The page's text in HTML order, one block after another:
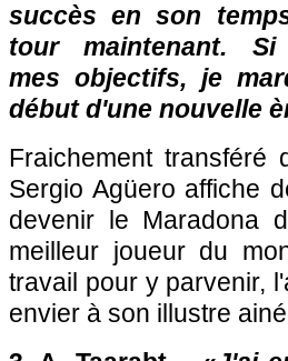
succès en son
tour maintenant. Si
mes objectifs, je
début d'une nouvelle
Fraichement transféré
Sergio Agüero affiche
devenir le Maradona
meilleur joueur du
travail pour y parvenir,
envier à son illustre